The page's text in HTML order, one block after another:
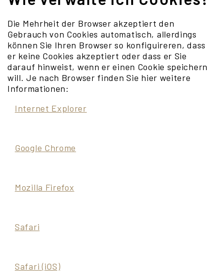
Die Mehrheit der Browser akzeptiert den
Gebrauch von Cookies automatisch, allerdings
können Sie Ihren Browser so konfiguireren, dass
er keine Cookies akzeptiert oder dass er Sie
darauf hinweist, wenn er einen Cookie speichern
will. Je nach Browser finden Sie hier weitere
Informationen:
Internet Explorer
Google Chrome
Mozilla Firefox
Safari
Safari (iOS)